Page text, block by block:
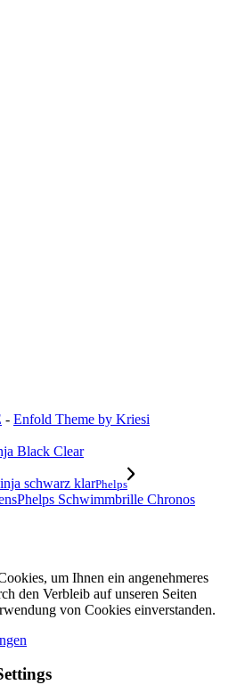
- Enfold Theme by Kriesi
Black Clear
Phelps
Phelps Schwimmbrille Chronos
um Ihnen ein angenehmeres
den Verbleib auf unseren Seiten
von Cookies einverstanden.